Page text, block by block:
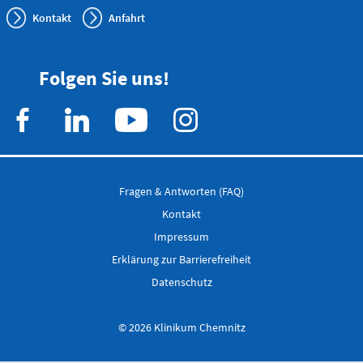
onkologischen Disziplinen. Dabei wird es
neben einen Rückblick auf 90 Jahre
Geburtstag geben.
Kontakt Anfahrt
Folgen Sie uns!
Fragen & Antworten (FAQ)
Kontakt
Impressum
Erklärung zur Barrierefreiheit
Datenschutz
© 2026 Klinikum Chemnitz